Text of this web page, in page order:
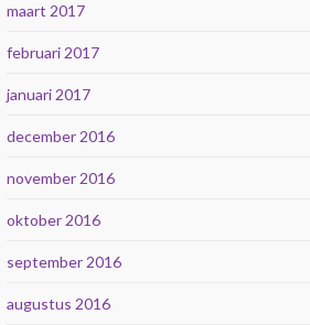
maart 2017
februari 2017
januari 2017
december 2016
november 2016
oktober 2016
september 2016
augustus 2016